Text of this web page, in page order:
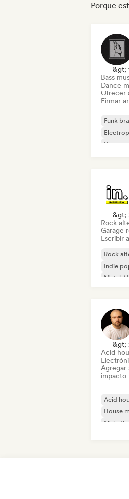
Porque
&gt;
Bass
Dance
Ofrecer
Firmar
Funk
House
&gt;
Rock
Garage
Escribir
Rock
Indie
Metal /
&gt;
Acid
Agregar
impacto
Acid
House
Melodic